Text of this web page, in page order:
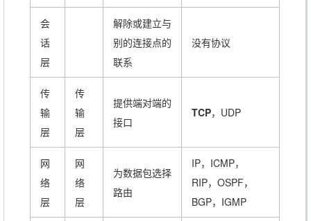
会
话
层
解除或建立与
别的连接点的
联系
没有协议
传
输
层
传
输
层
提供端对端的
接口
TCP，UDP
网
络
层
网
络
层
为数据包选择
路由
IP，ICMP，
RIP，OSPF，
BGP，IGMP